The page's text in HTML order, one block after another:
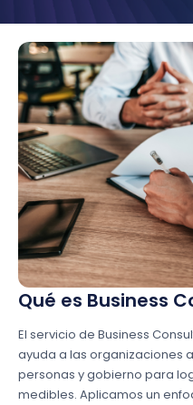
Qué es Business
El servicio de Business
ayuda a las organizaciones
personas y gobierno para
medibles. Aplicamos un